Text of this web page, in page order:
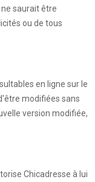
saurait être
ou de tous
en ligne sur le
modifiées sans
version modifiée,
Chicadresse à lui